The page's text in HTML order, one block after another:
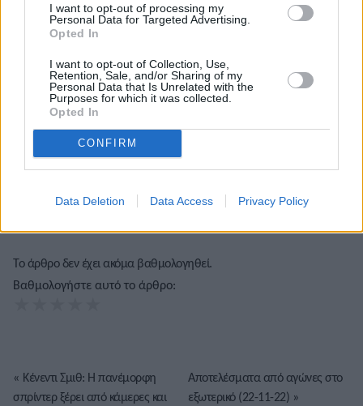
I want to opt-out of processing my
Personal Data for Targeted Advertising.
Opted In
I want to opt-out of Collection, Use,
Retention, Sale, and/or Sharing of my
Personal Data that Is Unrelated with the
Purposes for which it was collected.
Opted In
CONFIRM
Data Deletion Data Access Privacy Policy
Τόλης Λελεκίδης
Το άρθρο δεν έχει ακόμα βαθμολογηθεί.
Βαθμολογήστε αυτό το άρθρο:
« Κένεντι Σμιθ: Η πανέμορφη
σπρίντερ ξέρει από κάμερες και
Αποτελέσματα από αγώνες στο
εξωτερικό (22-11-22) »